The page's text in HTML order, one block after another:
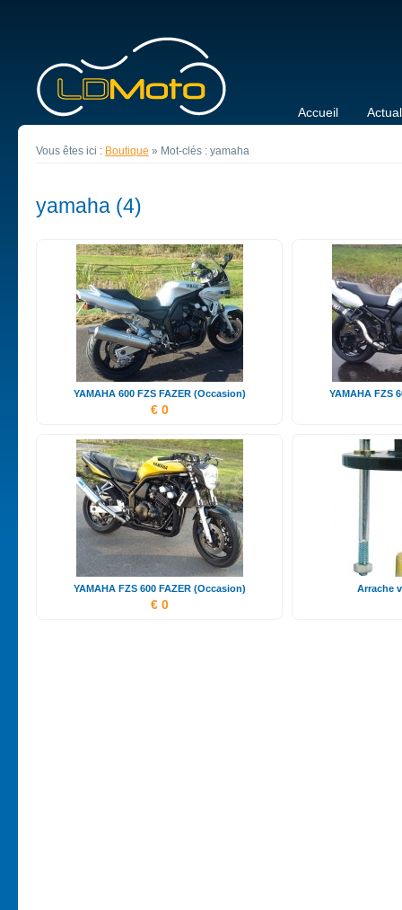
Accueil
Vous êtes ici : Boutique » Mot-clés : yamaha
yamaha (4)
YAMAHA 600 FZS FAZER (Occasion)
€ 0
YAMAHA FZS
YAMAHA FZS 600 FAZER (Occasion)
€ 0
Arrache